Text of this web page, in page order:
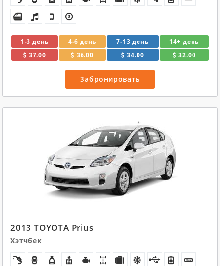
1-3 день 4-6 день 7-13 день
14+ день
37.00
36.00 34.00 32.00
Забронировать
2013 TOYOTA Prius
Хэтчбек